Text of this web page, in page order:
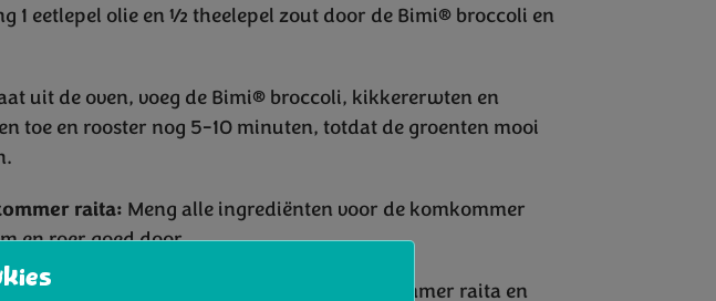
1 eetlepel olie en ½ theelepel zout door de Bimi® broccoli en
uit de oven, voeg de Bimi® broccoli, kikkererwten en
toe en rooster nog 5-10 minuten, totdat de groenten mooi
raita: Meng alle ingrediënten voor de komkommer
en roer goed door.
de groene aloo gobi met de frisse komkommer raita en